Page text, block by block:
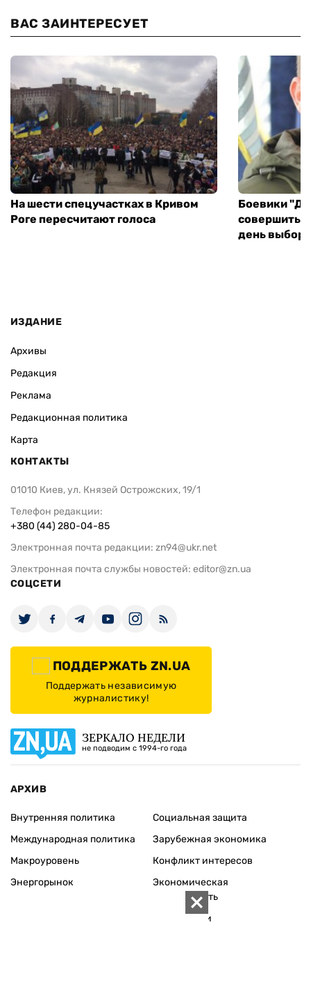
ВАС ЗАИНТЕРЕСУЕТ
На шести спецучастках в Кривом
Роге пересчитают голоса
Боевики
совершить
день
ИЗДАНИЕ
Архивы
Редакция
Реклама
Редакционная политика
Карта
КОНТАКТЫ
01010 Киев, ул. Князей Острожских, 19/1
Телефон редакции:
+380 (44) 280-04-85
Электронная почта редакции: zn94@ukr.net
Электронная почта службы новостей: editor@zn.ua
СОЦСЕТИ
ПОДДЕРЖАТЬ ZN.UA
Поддержать независимую
журналистику!
ЗЕРКАЛО НЕДЕЛИ
не подводим с 1994-го года
АРХИВ
Внутренняя политика
Международная политика
Макроуровень
Энергорынок
Социальная защита
Зарубежная экономика
Конфликт интересов
Экономическая
безопасность
Персоналии